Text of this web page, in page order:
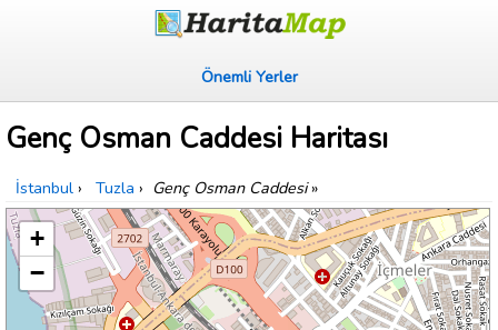
Önemli Yerler
Genç Osman Caddesi Haritası
İstanbul › Tuzla › Genç Osman Caddesi»
+
−